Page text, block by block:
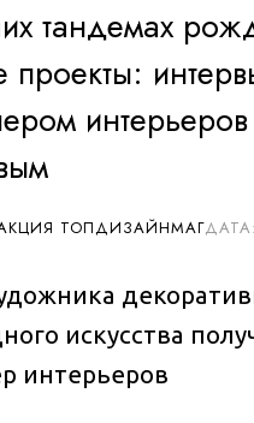
тандемах
проекты:
ТОПДИЗАЙНМАГ
искусства
интерьеров